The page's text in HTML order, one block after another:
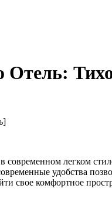
современном легком
удобства
свое комфортное